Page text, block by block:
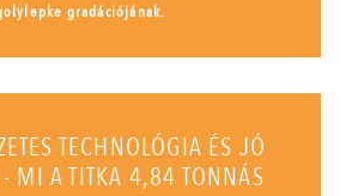
gradációjának.
TECHNOLÓGIA ÉS JÓ
MI A TITKA 4,84 TONNÁS